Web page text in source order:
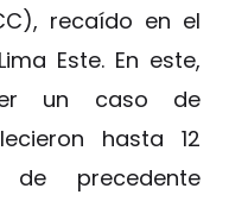
recaído en el
Este. En este,
un caso de
hasta 12
precedente